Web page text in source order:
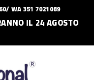
WA 351 7021089
IL 24 AGOSTO